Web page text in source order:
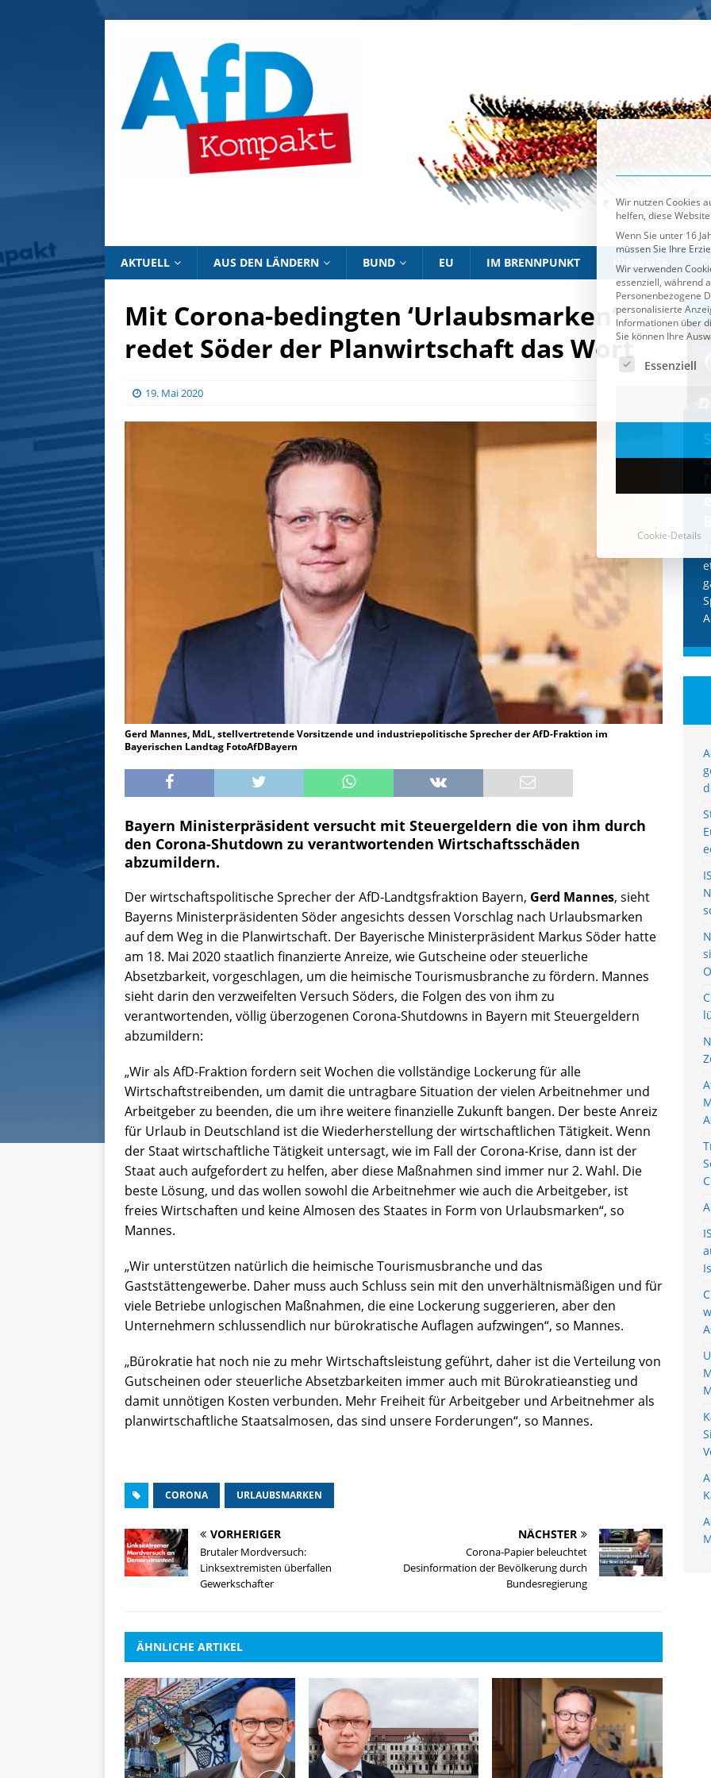
AKTUELL AUS DEN LÄNDERN BUND EU IM BRENNPUNKT HINWEISE
Mit Corona-bedingten ‘Urlaubsmarken’
redet Söder der Planwirtschaft das Wort
19. Mai 2020
Gerd Mannes, MdL, stellvertretende Vorsitzende und industriepolitische Sprecher der AfD-Fraktion im
Bayerischen Landtag FotoAfDBayern
Bayern Ministerpräsident versucht mit Steuergeldern die von ihm durch
den Corona-Shutdown zu verantwortenden Wirtschaftsschäden
abzumildern.
Der wirtschaftspolitische Sprecher der AfD-Landtgsfraktion Bayern, Gerd Mannes, sieht
Bayerns Ministerpräsidenten Söder angesichts dessen Vorschlag nach Urlaubsmarken
auf dem Weg in die Planwirtschaft. Der Bayerische Ministerpräsident Markus Söder hatte
am 18. Mai 2020 staatlich finanzierte Anreize, wie Gutscheine oder steuerliche
Absetzbarkeit, vorgeschlagen, um die heimische Tourismusbranche zu fördern. Mannes
sieht darin den verzweifelten Versuch Söders, die Folgen des von ihm zu
verantwortenden, völlig überzogenen Corona-Shutdowns in Bayern mit Steuergeldern
abzumildern:
„Wir als AfD-Fraktion fordern seit Wochen die vollständige Lockerung für alle
Wirtschaftstreibenden, um damit die untragbare Situation der vielen Arbeitnehmer und
Arbeitgeber zu beenden, die um ihre weitere finanzielle Zukunft bangen. Der beste Anreiz
für Urlaub in Deutschland ist die Wiederherstellung der wirtschaftlichen Tätigkeit. Wenn
der Staat wirtschaftliche Tätigkeit untersagt, wie im Fall der Corona-Krise, dann ist der
Staat auch aufgefordert zu helfen, aber diese Maßnahmen sind immer nur 2. Wahl. Die
beste Lösung, und das wollen sowohl die Arbeitnehmer wie auch die Arbeitgeber, ist
freies Wirtschaften und keine Almosen des Staates in Form von Urlaubsmarken“, so
Mannes.
„Wir unterstützen natürlich die heimische Tourismusbranche und das
Gaststättengewerbe. Daher muss auch Schluss sein mit den unverhältnismäßigen und für
viele Betriebe unlogischen Maßnahmen, die eine Lockerung suggerieren, aber den
Unternehmern schlussendlich nur bürokratische Auflagen aufzwingen“, so Mannes.
„Bürokratie hat noch nie zu mehr Wirtschaftsleistung geführt, daher ist die Verteilung von
Gutscheinen oder steuerliche Absetzbarkeiten immer auch mit Bürokratieanstieg und
damit unnötigen Kosten verbunden. Mehr Freiheit für Arbeitgeber und Arbeitnehmer als
planwirtschaftliche Staatsalmosen, das sind unsere Forderungen“, so Mannes.
CORONA URLAUBSMARKEN
VORHERIGER
Brutaler Mordversuch:
Linksextremisten überfallen
Gewerkschafter
NÄCHSTER
Corona-Papier beleuchtet
Desinformation der Bevölkerung durch
Bundesregierung
ÄHNLICHE ARTIKEL
IM BRENNPUNKT
CDU & Ampel wollen nach
der Wahl wieder Afghanen
Stimmung wegen der von Afghanen
verübten Anschläge kippte, wurden die
IM
Wir nutzen Cookies
helfen, diese
müssen Sie Ihre
Wir verwenden
essenziell, während
personalisierte
Informationen über
Sie können Ihre
Es folgt eine